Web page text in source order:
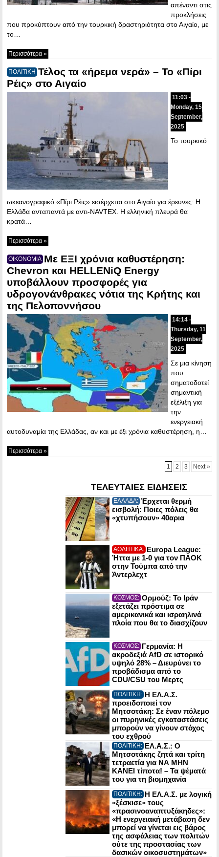
απέναντι στις
προκλήσεις
που προκύπτουν από την τουρκική δραστηριότητα στο Αιγαίο, με
το…
Περισσότερα »
ΠΟΛΙΤΙΚΗ Τέλος τα «ήρεμα νερά» – Το «Πίρι
Ρέις» στο Αιγαίο
11:03 -
Monday, 15
September,
2025
Το τουρκικό
ωκεανογραφικό «Πίρι Ρέις» εισέρχεται στο Αιγαίο για έρευνες: Η
Ελλάδα ανταπαντά με αντι-NAVΤΕΧ. Η ελληνική πλευρά θα
κρατά…
Περισσότερα »
ΟΙΚΟΝΟΜΙΑ Με ΕΞΙ χρόνια καθυστέρηση:
Chevron και HELLENiQ Energy
υποβάλλουν προσφορές για
υδρογονάνθρακες νότια της Κρήτης και
της Πελοποννήσου
14:14 -
Thursday, 11
September,
2025
Σε μια κίνηση
που
σηματοδοτεί
σημαντική
εξέλιξη για
την
ενεργειακή
αυτοδυναμία της Ελλάδας, αν και με έξι χρόνια καθυστέρηση, η…
Περισσότερα »
1 2 3 Next »
ΤΕΛΕΥΤΑΙΕΣ ΕΙΔΗΣΕΙΣ
ΕΛΛΑΔΑ: Έρχεται θερμή
εισβολή: Ποιες πόλεις θα
«χτυπήσουν» 40αρια
ΑΘΛΗΤΙΚΑ: Europa League:
Ήττα με 1-0 για τον ΠΑΟΚ
στην Τούμπα από την
Άντερλεχτ
ΚΟΣΜΟΣ: Ορμούζ: Το Ιράν
εξετάζει πρόστιμα σε
αμερικανικά και ισραηλινά
πλοία που θα το διασχίζουν
ΚΟΣΜΟΣ: Γερμανία: Η
ακροδεξιά AfD σε ιστορικό
υψηλό 28% – Διευρύνει το
προβάδισμα από το
CDU/CSU του Μερτς
ΠΟΛΙΤΙΚΗ: Η ΕΛ.Α.Σ.
προειδοποιεί τον
Μητσοτάκη: Σε έναν πόλεμο
οι πυρηνικές εγκαταστάσεις
μπορούν να γίνουν στόχος
του εχθρού
ΠΟΛΙΤΙΚΗ: ΕΛ.Α.Σ.: Ο
Μητσοτάκης ζητά και τρίτη
τετραετία για ΝΑ ΜΗΝ
ΚΑΝΕΙ τίποτα! – Τα ψέματά
του για τη βιομηχανία
ΠΟΛΙΤΙΚΗ: Η ΕΛ.Α.Σ. με λογική
«ξέσκισε» τους
«πρασινοαναπτυξάκηδες»:
«Η ενεργειακή μετάβαση δεν
μπορεί να γίνεται εις βάρος
της ασφάλειας των πολιτών
ούτε της προστασίας των
δασικών οικοσυστημάτων»